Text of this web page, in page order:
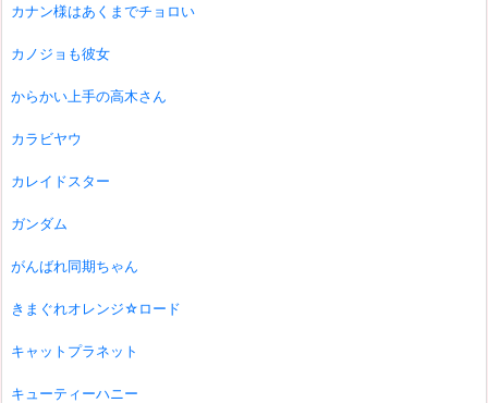
カナン様はあくまでチョロい
カノジョも彼女
からかい上手の高木さん
カラビヤウ
カレイドスター
ガンダム
がんばれ同期ちゃん
きまぐれオレンジ☆ロード
キャットプラネット
キューティーハニー